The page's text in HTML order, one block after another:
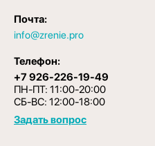
Почта:
info@zrenie.pro
Телефон:
+7 926-226-19-49
ПН-ПТ: 11:00-20:00
СБ-ВС: 12:00-18:00
Задать вопрос